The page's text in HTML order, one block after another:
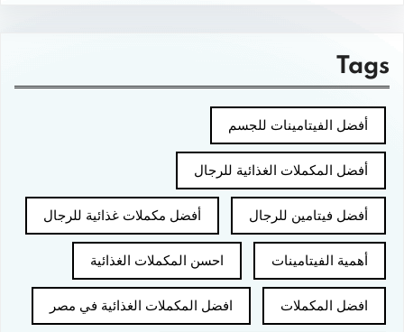
Tags
أفضل الفيتامينات للجسم
أفضل المكملات الغذائية للرجال
أفضل فيتامين للرجال أفضل مكملات غذائية للرجال
أهمية الفيتامينات احسن المكملات الغذائية
افضل المكملات افضل المكملات الغذائية في مصر